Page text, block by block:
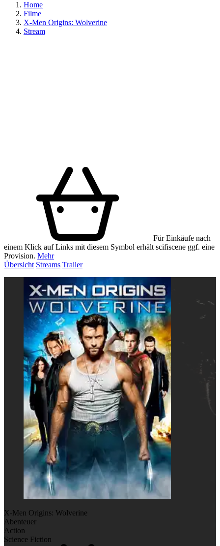
Home
Filme
X-Men Origins: Wolverine
Stream
Für Einkäufe nach
einem Klick auf Links mit diesem Symbol erhält scifiscene ggf. eine
Provision. Mehr
Übersicht Streams Trailer
X-Men Origins: Wolverine
Abenteuer
Action
Science Fiction